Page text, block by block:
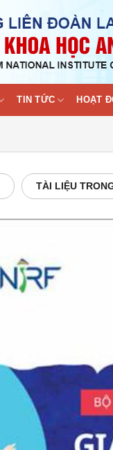
TIN TỨC HOẠT
TÀI LIỆU